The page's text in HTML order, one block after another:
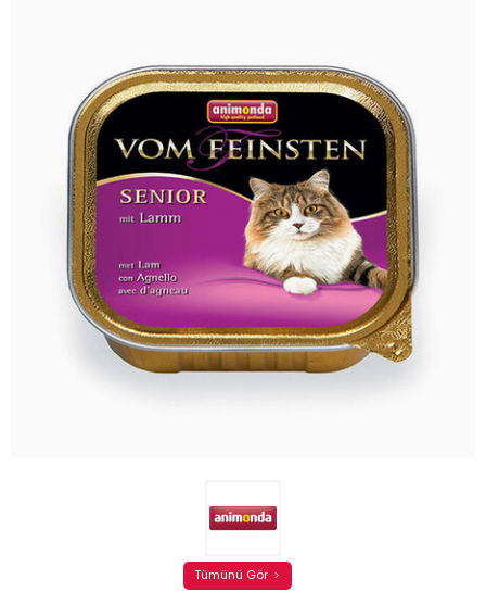
Tümünü Gör